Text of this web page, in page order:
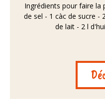
Ingrédients pour faire la
de sel - 1 càc de sucre -
de lait - 2 l